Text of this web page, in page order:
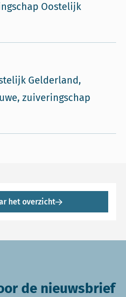
Oostelijk
Gelderland,
zuiveringschap
het overzicht
de nieuwsbrief